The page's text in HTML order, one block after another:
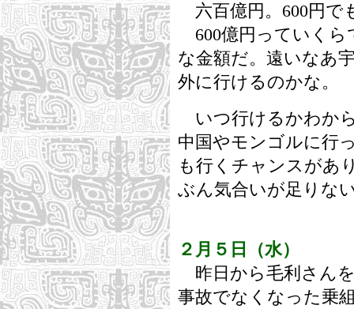
六百億円。600円で
600億円っていくら
な金額だ。遠いなあ
外に行けるのかな。
いつ行けるかわか
中国やモンゴルに行
も行くチャンスがあ
ぶん気合いが足りな
２月５日（水）
昨日から毛利さん
事故でなくなった乗